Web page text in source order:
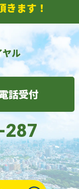
きます！
ル
話受付